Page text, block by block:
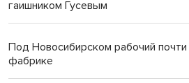
гаишником Гусевым
Под Новосибирском рабочий
фабрике